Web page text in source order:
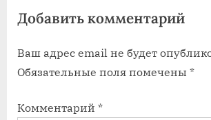
з
п
и
ь
з
п
и
ь
Добавить комментарий
Ваш адрес email не будет
Обязательные поля помечены *
Комментарий *